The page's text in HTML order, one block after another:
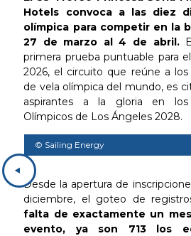
Hotels convoca a las diez
olímpica para competir en la
27 de marzo al 4 de abril.
primera prueba puntuable para
2026, el circuito que reúne a
de vela olímpica del mundo, es
aspirantes a la gloria en los
Olímpicos de Los Ángeles 2028.
© Sailing Energy
Desde la apertura de
diciembre, el goteo de
falta de exactamente un
evento, ya son 713 los